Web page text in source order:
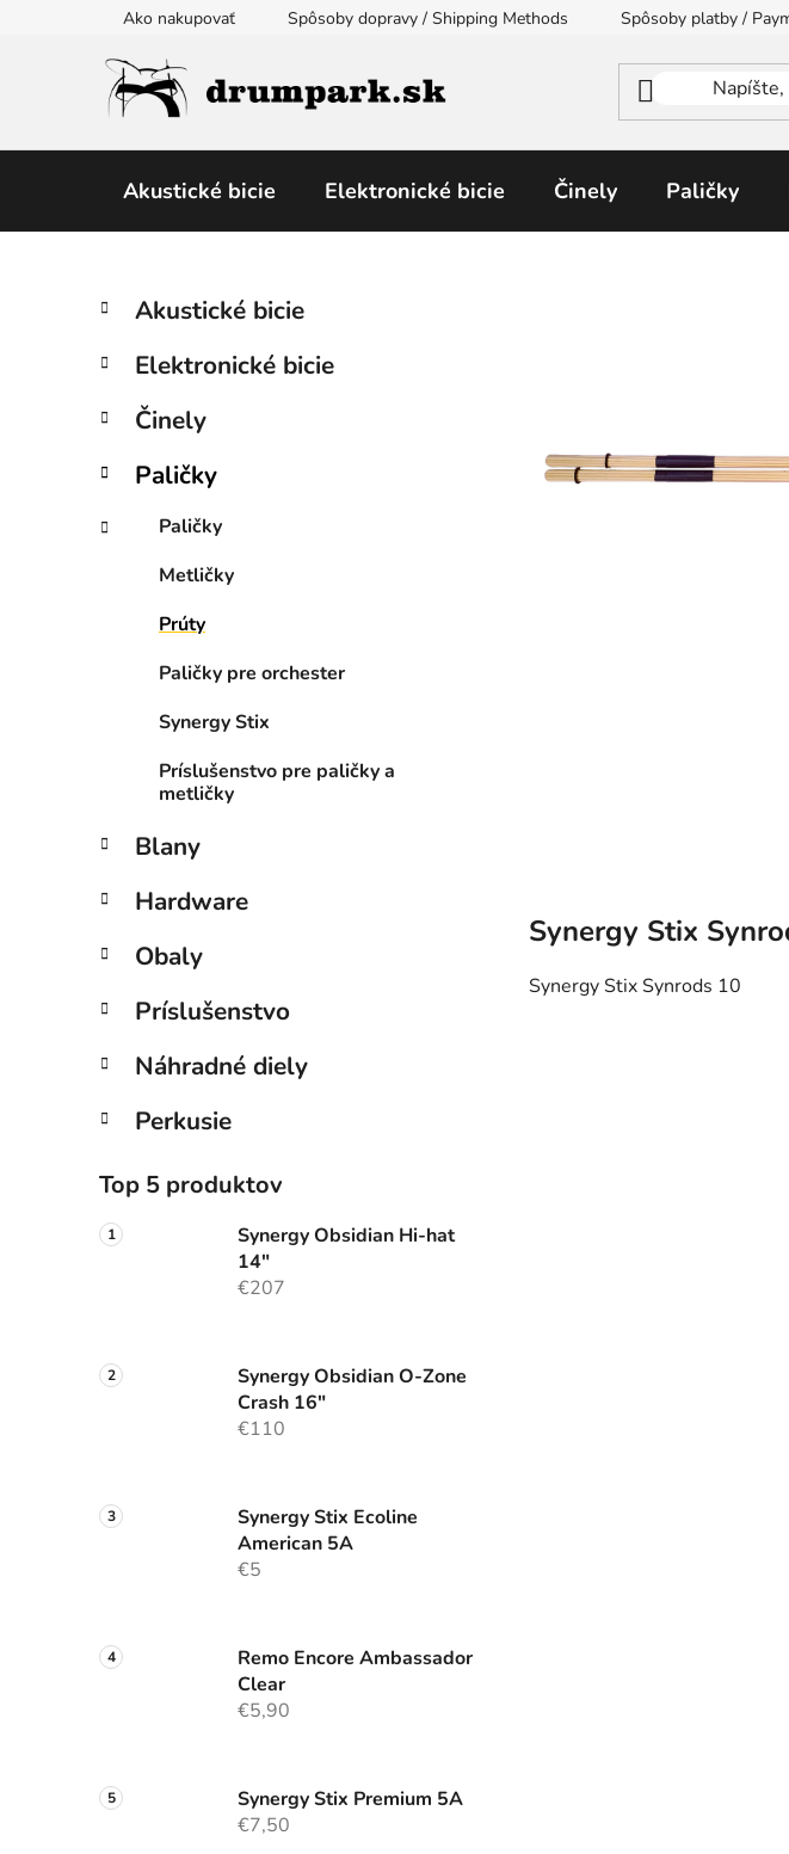
Ako nakupovať Spôsoby dopravy / Shipping Methods Spôsoby platby /
Akustické bicie Elektronické bicie Činely Paličky
B
č
ý
a
n
e
Preskočiť
kategórie
K
a
e
ó
i
Akustické bicie
Elektronické bicie
Činely
Paličky
Paličky
Metličky
Prúty
Paličky pre orchester
Synergy Stix
Príslušenstvo pre paličky a
metličky
Blany
Hardware
Obaly
Príslušenstvo
Náhradné diely
Perkusie
Top 5 produktov
Synergy Obsidian Hi-hat
14"
€207
Synergy Obsidian O-Zone
Crash 16"
€110
Synergy Stix Ecoline
American 5A
€5
Remo Encore Ambassador
Clear
€5,90
Synergy Stix Premium 5A
€7,50
Synergy Stix
Synergy Stix Synrods 10